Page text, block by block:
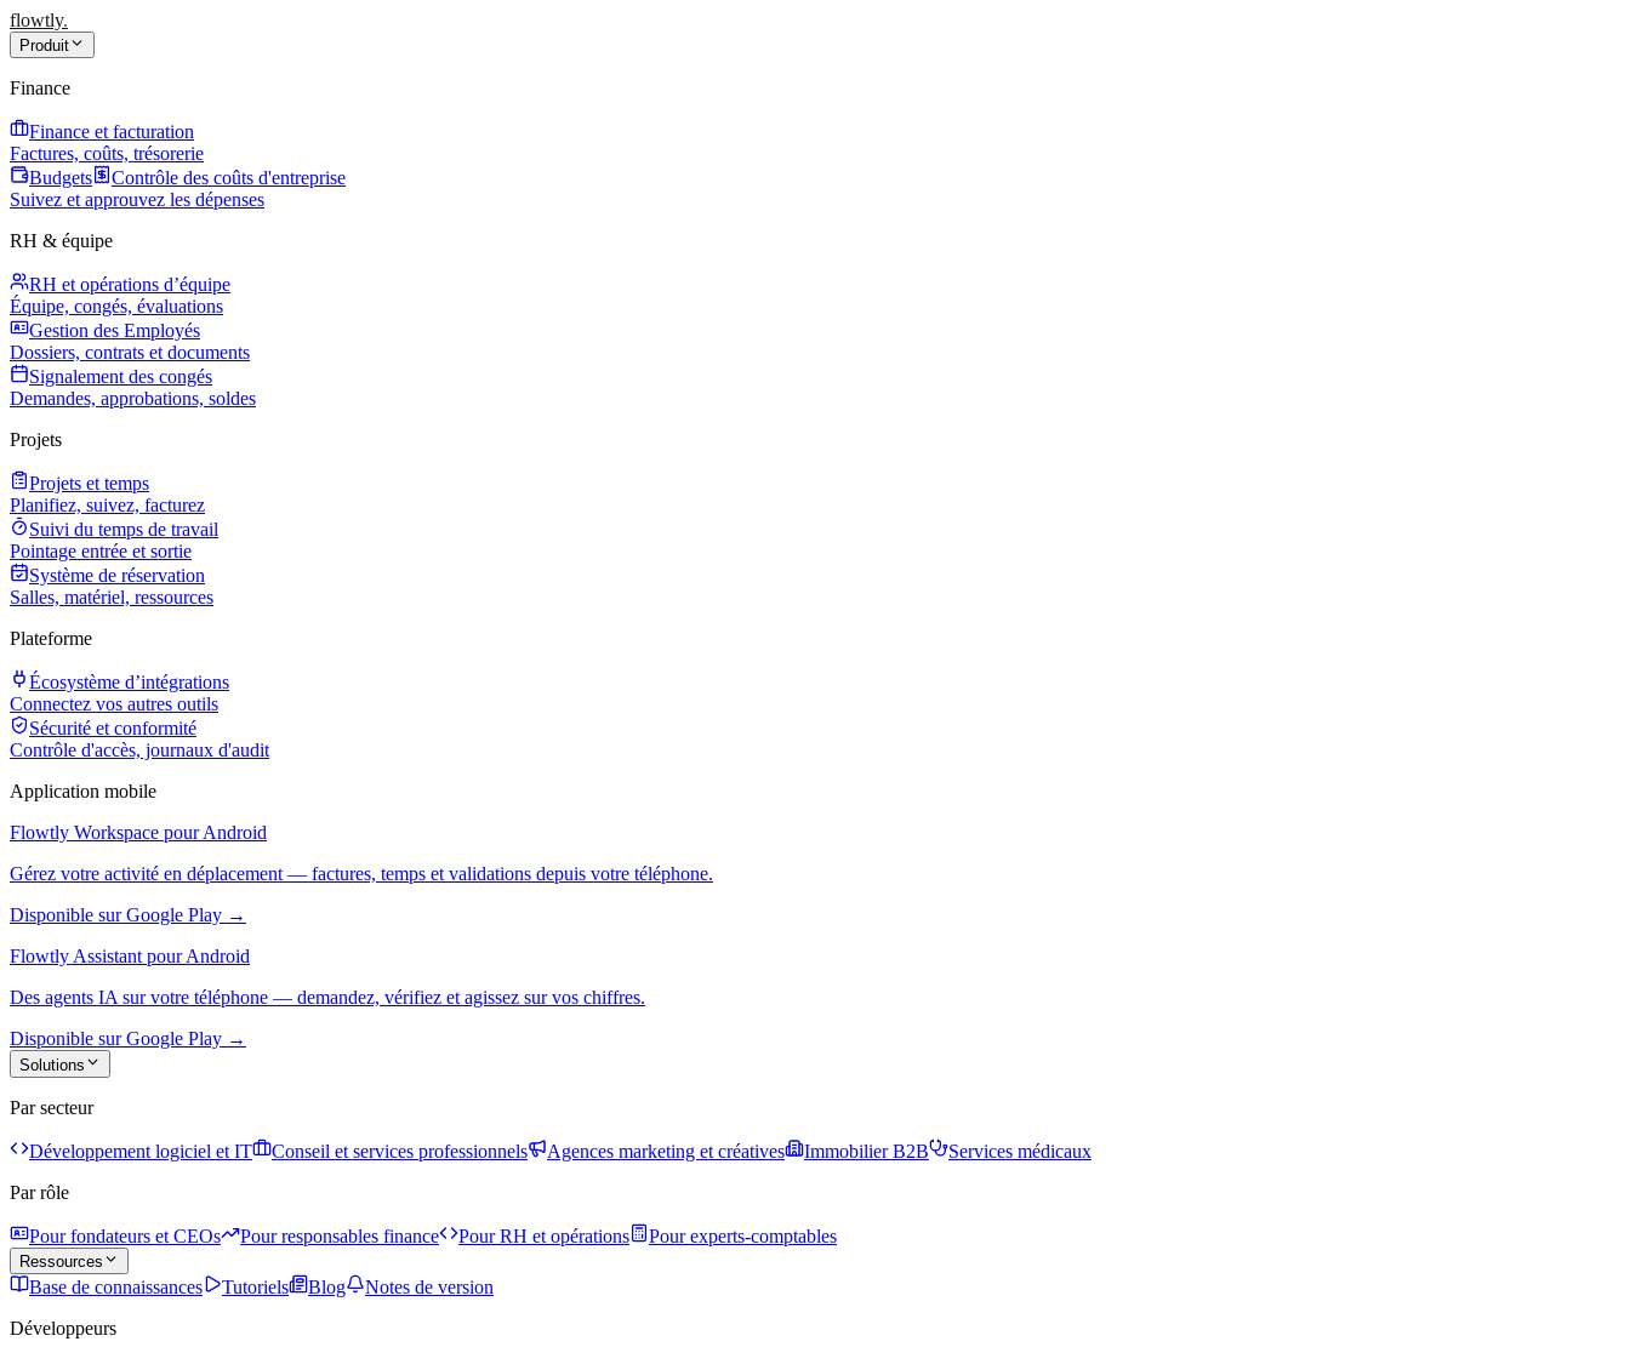
flowtly.
Produit
Finance
Finance et facturation
Factures, coûts, trésorerie
Budgets
Contrôle des coûts d'entreprise
Suivez et approuvez les dépenses
RH & équipe
RH et opérations d’équipe
Équipe, congés, évaluations
Gestion des Employés
Dossiers, contrats et documents
Signalement des congés
Demandes, approbations, soldes
Projets
Projets et temps
Planifiez, suivez, facturez
Suivi du temps de travail
Pointage entrée et sortie
Système de réservation
Salles, matériel, ressources
Plateforme
Écosystème d’intégrations
Connectez vos autres outils
Sécurité et conformité
Contrôle d'accès, journaux d'audit
Application mobile
Flowtly Workspace pour Android
Gérez votre activité en déplacement — factures, temps et validations depuis votre téléphone.
Disponible sur Google Play →
Flowtly Assistant pour Android
Des agents IA sur votre téléphone — demandez, vérifiez et agissez sur vos chiffres.
Disponible sur Google Play →
Solutions
Par secteur
Développement logiciel et IT Conseil et services professionnels Agences marketing et créatives Immobilier B2B
Services médicaux
Par rôle
Pour fondateurs et CEOs Pour responsables finance Pour RH et opérations Pour experts-comptables
Ressources
Base de connaissances Tutoriels Blog
Notes de version
Développeurs